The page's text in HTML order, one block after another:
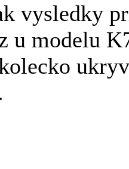
vysledky
u modelu